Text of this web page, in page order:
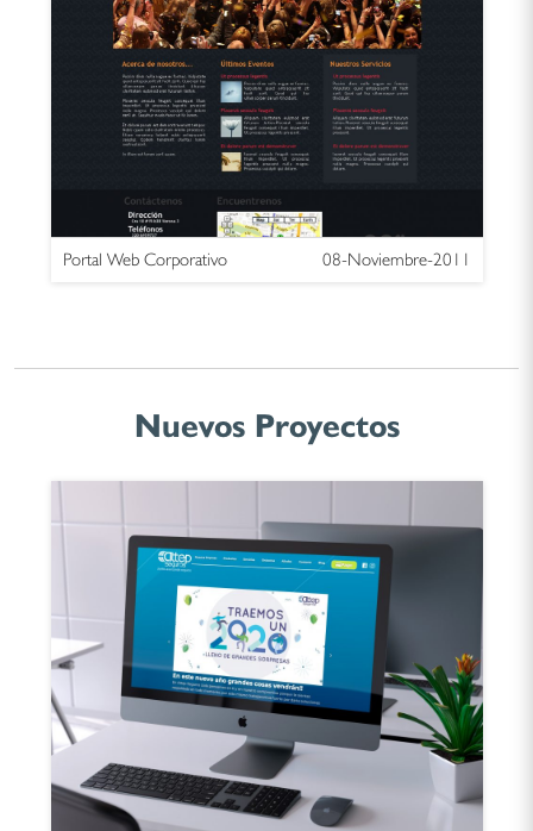
Portal Web Corporativo 08-Noviembre-2011
Nuevos Proyectos